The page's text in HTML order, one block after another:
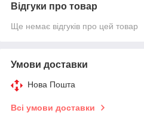
Відгуки про товар
Ще немає відгуків про цей товар
Умови доставки
Нова Пошта
Всі умови доставки